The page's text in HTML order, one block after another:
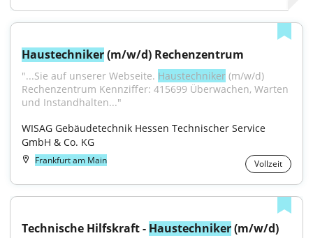
Haustechniker (m/w/d) Rechenzentrum
"...Sie auf unserer Webseite. Haustechniker (m/w/d)
Rechenzentrum Kennziffer: 415699 Überwachen, Warten
und Instandhalten..."
WISAG Gebäudetechnik Hessen Technischer Service
GmbH & Co. KG
Frankfurt am Main Vollzeit
Technische Hilfskraft - Haustechniker (m/w/d)